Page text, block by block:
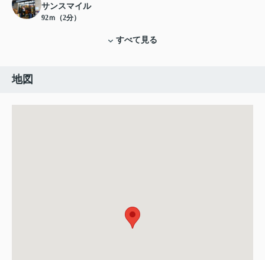
サンスマイル
92ｍ（2分）
すべて見る
地図